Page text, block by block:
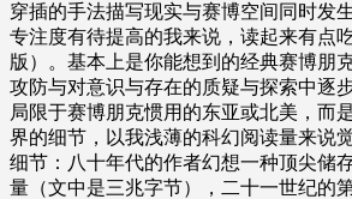
穿插的手法描写现实与赛博空间同时发
专注度有待提高的我来说，读起来有点
版）。基本上是你能想到的经典赛博朋
攻防与对意识与存在的质疑与探索中逐
局限于赛博朋克惯用的东亚或北美，而
界的细节，以我浅薄的科幻阅读量来说
细节：八十年代的作者幻想一种顶尖储
量（文中是三兆字节），二十一世纪的